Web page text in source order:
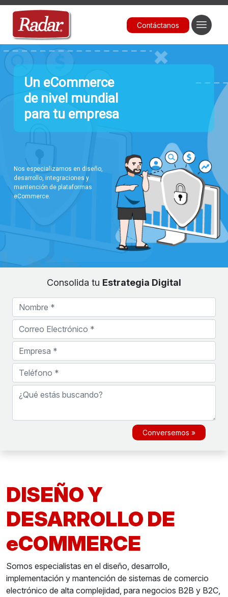
Contáctanos
Nos especializamos en diseño,
desarrollo, integraciones y
mantención de plataformas
eCommerce.
Un eCommerce
de nivel mundial
para tu empresa
Consolida tu Estrategia Digital
DISEÑO Y
DESARROLLO DE
eCOMMERCE
Somos especialistas en el diseño, desarrollo,
implementación y mantención de sistemas de comercio
electrónico de alta complejidad, para negocios B2B y B2C,